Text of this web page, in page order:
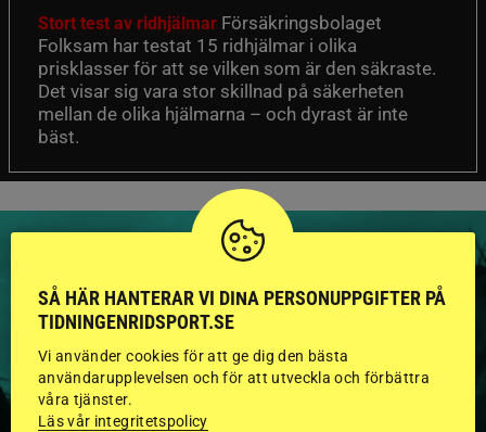
Stort test av ridhjälmar Försäkringsbolaget
Folksam har testat 15 ridhjälmar i olika
prisklasser för att se vilken som är den säkraste.
Det visar sig vara stor skillnad på säkerheten
mellan de olika hjälmarna – och dyrast är inte
bäst.
HINGSTAR ONLINE
GODKÄNDA HINGSTAR I
FLERA KATEGORIER MED
SÅ HÄR HANTERAR VI DINA PERSONUPPGIFTER PÅ
TIDNINGENRIDSPORT.SE
Vi använder cookies för att ge dig den bästa
användarupplevelsen och för att utveckla och förbättra
våra tjänster.
Läs vår integritetspolicy